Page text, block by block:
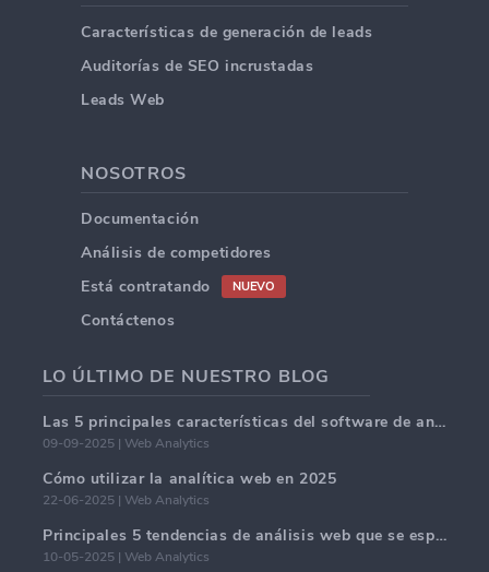
Características de generación de leads
Auditorías de SEO incrustadas
Leads Web
NOSOTROS
Documentación
Análisis de competidores
Está contratando
NUEVO
Contáctenos
LO ÚLTIMO DE NUESTRO BLOG
Las 5 principales características del software de análisis web en 2025.
09-09-2025 | Web Analytics
Cómo utilizar la analítica web en 2025
22-06-2025 | Web Analytics
Principales 5 tendencias de análisis web que se espera dominen en 2025
10-05-2025 | Web Analytics